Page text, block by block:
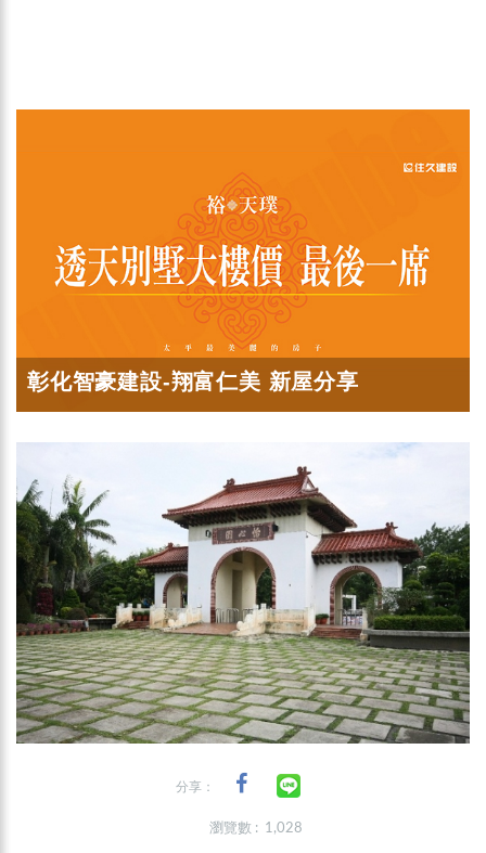
彰化智豪建設-翔富仁美 新屋分享
分享：
瀏覽數 : 1,028